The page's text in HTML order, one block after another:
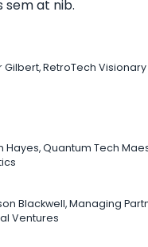
sem at nib.
Gilbert, RetroTech
Hayes, Quantum Tech
Blackwell, Managing
Ventures